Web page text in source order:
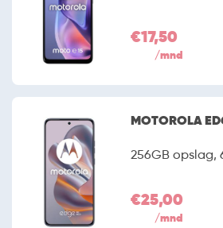
€17,50
/mnd
MOTOROLA
256GB opslag,
€25,00
/mnd